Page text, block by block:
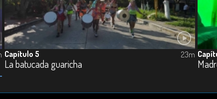
Capítulo 5
La batucada guaricha
23m